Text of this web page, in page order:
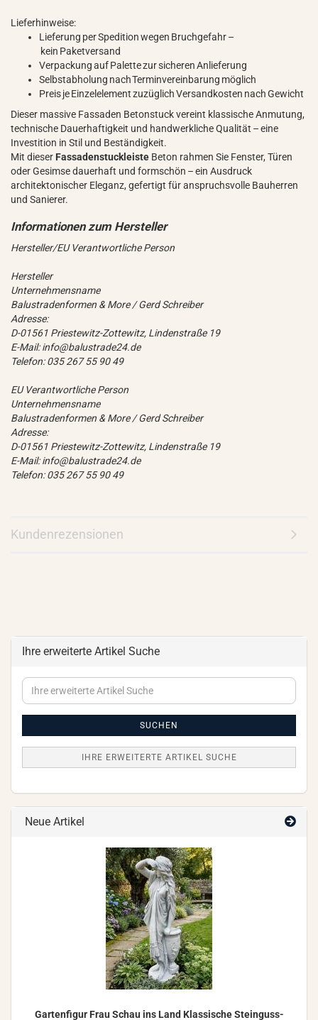
Lieferhinweise:
Lieferung per Spedition wegen Bruchgefahr –
kein Paketversand
Verpackung auf Palette zur sicheren Anlieferung
Selbstabholung nach Terminvereinbarung möglich
Preis je Einzelelement zuzüglich Versandkosten nach Gewicht
Dieser massive Fassaden Betonstuck vereint klassische Anmutung,
technische Dauerhaftigkeit und handwerkliche Qualität – eine
Investition in Stil und Beständigkeit.
Mit dieser Fassadenstuckleiste Beton rahmen Sie Fenster, Türen
oder Gesimse dauerhaft und formschön – ein Ausdruck
architektonischer Eleganz, gefertigt für anspruchsvolle Bauherren
und Sanierer.
Hersteller/EU Verantwortliche Person
Hersteller
Unternehmensname
Balustradenformen & More / Gerd Schreiber
Adresse:
D-01561 Priestewitz-Zottewitz, Lindenstraße 19
E-Mail: info@balustrade24.de
Telefon: 035 267 55 90 49
EU Verantwortliche Person
Unternehmensname
Balustradenformen & More / Gerd Schreiber
Adresse:
D-01561 Priestewitz-Zottewitz, Lindenstraße 19
E-Mail: info@balustrade24.de
Telefon: 035 267 55 90 49
Kundenrezensionen
Ihre erweiterte Artikel Suche
Ihre
erweiterte
SUCHEN
IHRE ERWEITERTE ARTIKEL SUCHE
Neue Artikel
Gar­ten­fi­gur Frau Schau ins Land Klas­si­sche Steinguss-​